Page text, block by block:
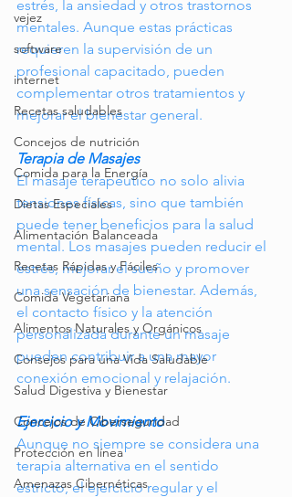
vejez
software
internet
Recetas saludables
Concejos de nutrición
Comida para la Energía
Dietas Especiales
Alimentación Balanceada
Recetas Rápidas y Fáciles
Comida Vegetariana
Alimentos Naturales y Orgánicos
Consejos para una Vida Saludable
Salud Digestiva y Bienestar
Concejos de Ciberseguridad
Protección en línea
Amenazas Cibernéticas
estrés, la ansiedad y otros trastornos
mentales. Aunque estas prácticas
requieren la supervisión de un
profesional capacitado, pueden
complementar otros tratamientos y
mejorar el bienestar general.
Terapia de Masajes
El masaje terapéutico no solo alivia
tensiones físicas, sino que también
puede tener beneficios para la salud
mental. Los masajes pueden reducir el
estrés, mejorar el sueño y promover
una sensación de bienestar. Además,
el contacto físico y la atención
personalizada durante un masaje
pueden contribuir a una mayor
conexión emocional y relajación.
Ejercicio y Movimiento
Aunque no siempre se considera una
terapia alternativa en el sentido
estricto, el ejercicio regular y el